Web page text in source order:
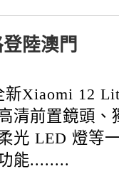
陸澳門
新Xiaomi 12
清前置鏡頭、
光 LED 燈等
能........